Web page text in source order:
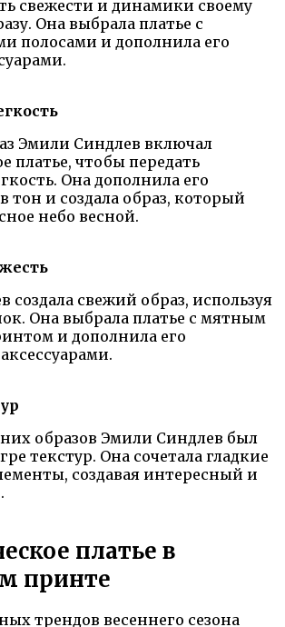
свежести и динамики своему
Она выбрала платье с
полосами и дополнила его
Эмили Синдлев включал
платье, чтобы передать
Она дополнила его
тон и создала образ, который
небо весной.
создала свежий образ, используя
Она выбрала платье с мятным
и дополнила его
образов Эмили Синдлев был
текстур. Она сочетала гладкие
создавая интересный и
платье в
принте
трендов весеннего сезона